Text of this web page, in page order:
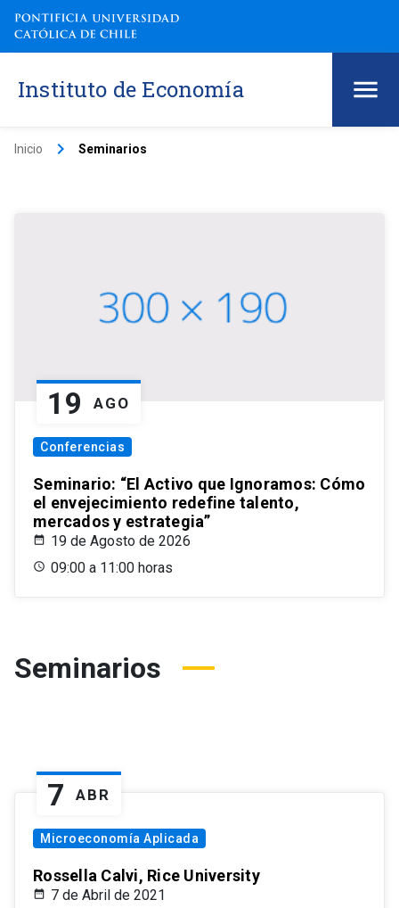
Instituto de Economía
Inicio keyboard_arrow_right Seminarios
19 AGO
Conferencias
Seminario: “El Activo que Ignoramos: Cómo
el envejecimiento redefine talento,
mercados y estrategia”
19 de Agosto de 2026
09:00 a 11:00 horas
Seminarios
7 ABR
Microeconomía Aplicada
Rossella Calvi, Rice University
7 de Abril de 2021